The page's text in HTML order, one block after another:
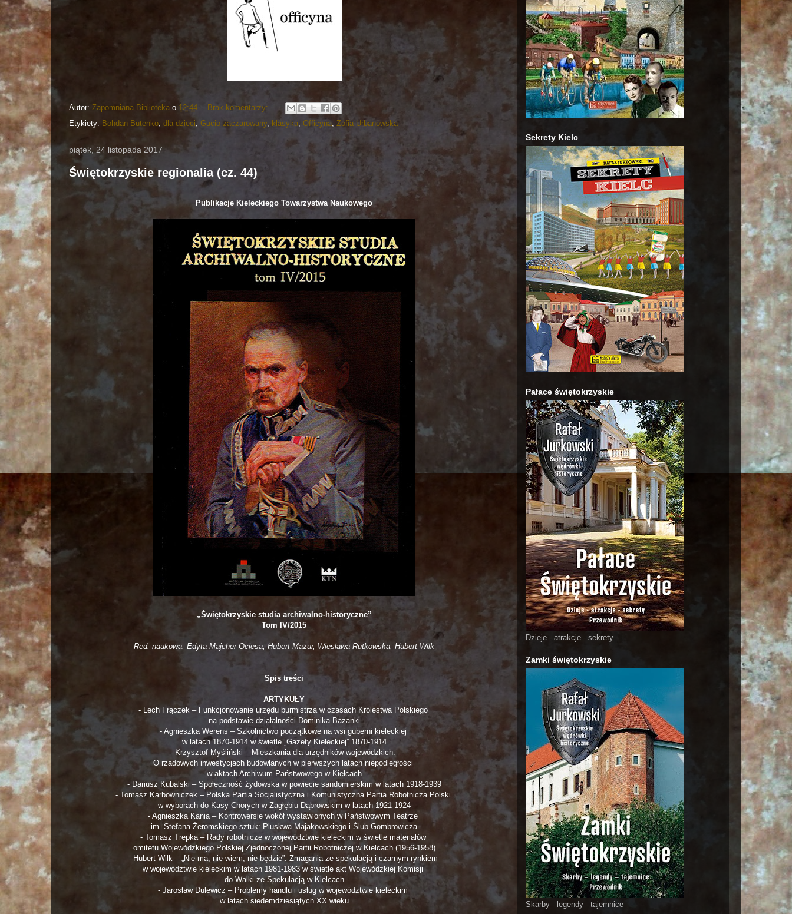
Autor: Zapomniana Biblioteka o 12:44
Brak komentarzy:
Etykiety: Bohdan Butenko, dla dzieci, Gucio zaczarowany, klasyka, Officyna, Zofia Urbanowska
piątek, 24 listopada 2017
Świętokrzyskie regionalia (cz. 44)
Publikacje Kieleckiego Towarzystwa Naukowego
„Świętokrzyskie studia archiwalno-historyczne”
Tom IV/2015
Red. naukowa: Edyta Majcher-Ociesa, Hubert Mazur, Wiesława Rutkowska, Hubert Wilk
Spis treści
ARTYKUŁY
- Lech Frączek – Funkcjonowanie urzędu burmistrza w czasach Królestwa Polskiego
na podstawie działalności Dominika Bażanki
- Agnieszka Werens – Szkolnictwo początkowe na wsi guberni kieleckiej
w latach 1870-1914 w świetle „Gazety Kieleckiej” 1870-1914
- Krzysztof Myśliński – Mieszkania dla urzędników wojewódzkich.
O rządowych inwestycjach budowlanych w pierwszych latach niepodległości
w aktach Archiwum Państwowego w Kielcach
- Dariusz Kubalski – Społeczność żydowska w powiecie sandomierskim w latach 1918-1939
- Tomasz Karbowniczek – Polska Partia Socjalistyczna i Komunistyczna Partia Robotnicza Polski
w wyborach do Kasy Chorych w Zagłębiu Dąbrowskim w latach 1921-1924
- Agnieszka Kania – Kontrowersje wokół wystawionych w Państwowym Teatrze
im. Stefana Żeromskiego sztuk: Pluskwa Majakowskiego i Ślub Gombrowicza
- Tomasz Trepka – Rady robotnicze w województwie kieleckim w świetle materiałów
omitetu Wojewódzkiego Polskiej Zjednoczonej Partii Robotniczej w Kielcach (1956-1958)
- Hubert Wilk – „Nie ma, nie wiem, nie będzie”. Zmagania ze spekulacją i czarnym rynkiem
w województwie kieleckim w latach 1981-1983 w świetle akt Wojewódzkiej Komisji
do Walki ze Spekulacją w Kielcach
- Jarosław Dulewicz – Problemy handlu i usług w województwie kieleckim
w latach siedemdziesiątych XX wieku
Sekrety Kielc
Pałace świętokrzyskie
Dzieje - atrakcje - sekrety
Zamki świętokrzyskie
Skarby - legendy - tajemnice